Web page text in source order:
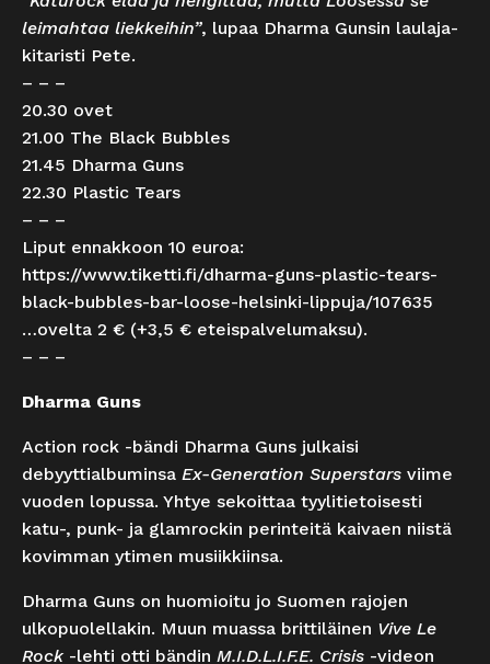
leimahtaa liekkeihin”, lupaa Dharma Gunsin laulaja-
kitaristi Pete.
– – –
20.30 ovet
21.00 The Black Bubbles
21.45 Dharma Guns
22.30 Plastic Tears
– – –
Liput ennakkoon 10 euroa:
https://www.tiketti.fi/dharma-guns-plastic-tears-
black-bubbles-bar-loose-helsinki-lippuja/107635
…ovelta 2 € (+3,5 € eteispalvelumaksu).
– – –
Dharma Guns
Action rock -bändi Dharma Guns julkaisi
debyyttialbuminsa Ex-Generation Superstars viime
vuoden lopussa. Yhtye sekoittaa tyylitietoisesti
katu-, punk- ja glamrockin perinteitä kaivaen niistä
kovimman ytimen musiikkiinsa.
Dharma Guns on huomioitu jo Suomen rajojen
ulkopuolellakin. Muun muassa brittiläinen Vive Le
Rock -lehti otti bändin M.I.D.L.I.F.E. Crisis -videon